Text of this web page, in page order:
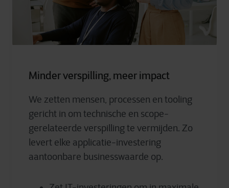
Minder verspilling, meer impact
We zetten mensen, processen en tooling
gericht in om technische en scope-
gerelateerde verspilling te vermijden. Zo
levert elke applicatie-investering
aantoonbare businesswaarde op.